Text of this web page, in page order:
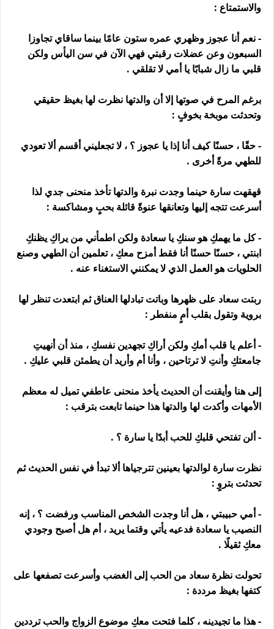
والاستمتاع :
- نعم أنا عجوز وظهري عمره ستون عامًا بينما ساقاي تجاوزا
السبعون وعن عضلات رقبتي فهي الآن في سن اليأس ولكن
قلبي ما زال شبابًا يا أمي لا تقلقي .
برغم المرح في صوتها إلا أن والدتها نظرت لها بغيظ حقيقي
وتحدثت موبخة بخوفٍ :
- حقًا ، حسنًا كيف أنا إذا يا عجوز ؟ ، لا تجعليني أقسم ألا تعودي
للطهي مرةً أخرى .
قهقهت سارة حينما وجدت نبرة والدتها تأخذ منحنى جدي لذا
أسرعت تتجه إليها وتعانقها عنوةً قائلة بحبٍ ومشاكسة :
- كل ما يهمكِ هو سنكِ يا سعادة ولكن اطمأني من يراكِ يظنكِ
ابنتي ، حسنًا حسنًا أنا فقط أمزح معكِ ، تعلمين أن الطهي وصنع
الحلويات هو العمل الذي لا يمكنني الاستغناء عنه .
ربتت سعاد على ظهرها وباتت تبادلها العناق ثم ابتعدت تنظر لها
بروية وتقول بقلب أمٍ منفطر :
- أعلم يا قلب أمكِ ولكن أراكِ تجهدين نفسكِ ، منذ أن أنهيتِ
جامعتكِ وأنتِ لا ترتاحين ، وأنا أم وأريد أن يطمئن قلبي عليكِ .
إلى هنا وأيقنت أن الحديث يأخذ منحنى عاطفي تميل له معظم
الأمهات وأكدت لها والدتها هذا حينما تابعت بترقب :
- ألن تفتحي قلبكِ للحب أبدًا يا سارة ؟ .
نظرت سارة لوالدتها بعينين تترجياها ألا تبدأ في نفس الحديث ثم
تحدثت بتروٍ :
- أمي حبيبتي ، هل أنا وجدت الشخص المناسب ورفضت ؟ ، إنه
النصيب يا سعادة فدعيه يأتي وقتما يريد ، أم هل أصبح وجودي
معكِ ثقيلًا .
تحولت نظرة سعاد من الحب إلى الغضب وأسرعت تصفعها على
كتفها بغيظ مرددة :
- هذا ما تجيدينه ، كلما فتحت معكِ موضوع الزواج والحب ترددين